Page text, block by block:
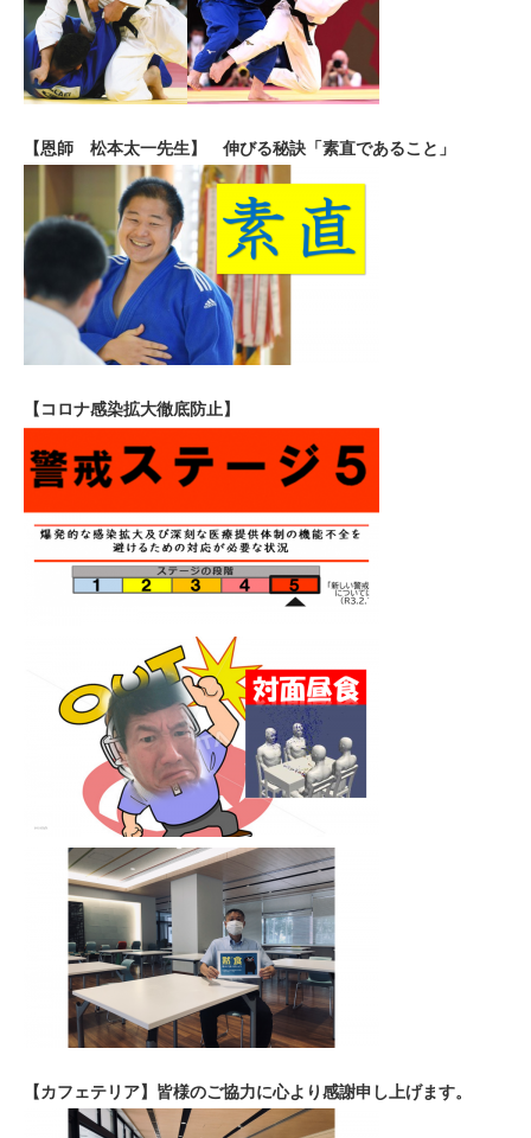
【恩師 松本太一先生】 伸びる秘訣「素直であること」
【コロナ感染拡大徹底防止】
【カフェテリア】皆様のご協力に心より感謝申し上げます。